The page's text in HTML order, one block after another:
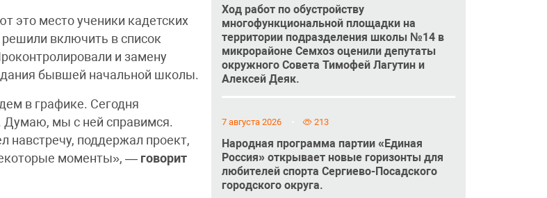
это место ученики кадетских
включить в список
и замену
бывшей начальной школы.
в графике. Сегодня
Думаю, мы с ней справимся.
навстречу, поддержал проект,
моменты», — говорит
Ход работ по обустройству
многофункциональной площадки на
территории подразделения школы №14 в
микрорайоне Семхоз оценили депутаты
окружного Совета Тимофей Лагутин и
Алексей Деяк.
7 августа 2026 213
Народная программа партии «Единая
Россия» открывает новые горизонты для
любителей спорта Сергиево-Посадского
городского округа.